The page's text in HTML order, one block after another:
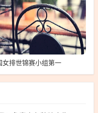
女排世锦赛小组第一